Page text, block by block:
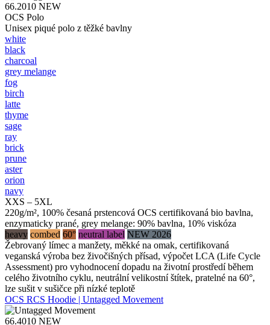
66.2010 NEW
OCS Polo
Unisex piqué polo z těžké bavlny
white
black
charcoal
grey melange
fog
birch
latte
thyme
sage
ray
brick
prune
aster
orion
navy
XXS – 5XL
220g/m², 100% česaná prstencová OCS certifikovaná bio bavlna,
enzymaticky prané, grey melange: 90% bavlna, 10% viskóza
heavy combed 60° neutral label NEW 2026
Žebrovaný límec a manžety, měkké na omak, certifikovaná
veganská výroba bez živočišných přísad, výpočet LCA (Life Cycle
Assessment) pro vyhodnocení dopadu na životní prostředí během
celého životního cyklu, neutrální velikostní štítek, pratelné na 60°,
lze sušit v sušičce při nízké teplotě
OCS RCS Hoodie | Untagged Movement
66.4010 NEW